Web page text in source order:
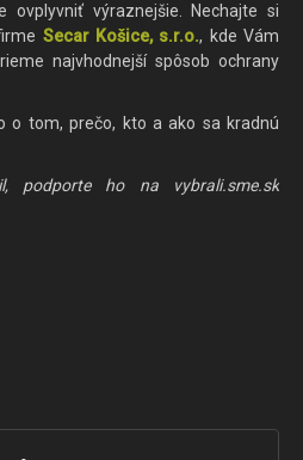
ovplyvniť výraznejšie. Nechajte si
Secar Košice, s.r.o., kde Vám
najvhodnejší spôsob ochrany
o tom, prečo, kto a ako sa kradnú
podporte ho na vybrali.sme.sk